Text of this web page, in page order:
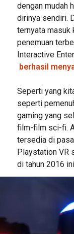
dengan mudah
dirinya sendiri.
ternyata masuk
penemuan
Interactive
berhasil
Seperti yang
seperti
gaming yang
film-film sci-fi.
tersedia di
Playstation VR
di tahun 2016